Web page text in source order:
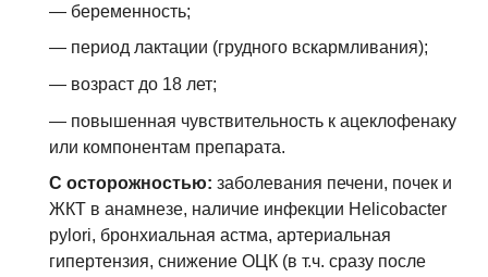
— беременность;
— период лактации (грудного вскармливания);
— возраст до 18 лет;
— повышенная чувствительность к ацеклофенаку
или компонентам препарата.
С осторожностью: заболевания печени, почек и
ЖКТ в анамнезе, наличие инфекции Helicobacter
pylori, бронхиальная астма, артериальная
гипертензия, снижение ОЦК (в т.ч. сразу после